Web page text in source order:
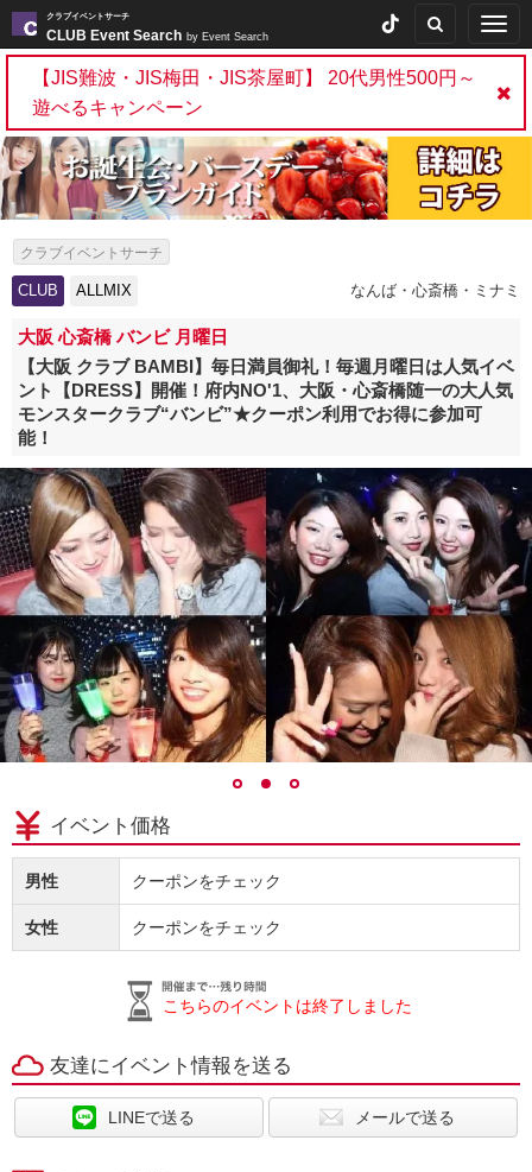
クラブイベントサーチ
CLUB Event Search by Event Search
【JIS難波・JIS梅田・JIS茶屋町】 20代男性500円～
遊べるキャンペーン
クラブイベントサーチ
CLUB ALLMIX なんば・心斎橋・ミナミ
大阪 心斎橋 バンビ 月曜日
【大阪 クラブ BAMBI】毎日満員御礼！毎週月曜日は人気イベ
ント【DRESS】開催！府内NO'1、大阪・心斎橋随一の大人気
モンスタークラブ“バンビ”★クーポン利用でお得に参加可
能！
イベント価格
男性 クーポンをチェック
女性 クーポンをチェック
こちらのイベントは終了しました
友達にイベント情報を送る
LINEで送る メールで送る